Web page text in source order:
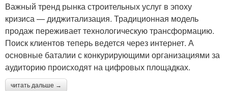
Важный тренд рынка строительных услуг в эпоху
кризиса — диджитализация. Традиционная модель
продаж переживает технологическую трансформацию.
Поиск клиентов теперь ведется через интернет. А
основные баталии с конкурирующими организациями за
аудиторию происходят на цифровых площадках.
читать дальше →